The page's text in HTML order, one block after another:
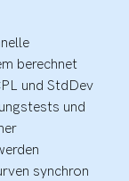
berechnet
und StdDev
und
synchron